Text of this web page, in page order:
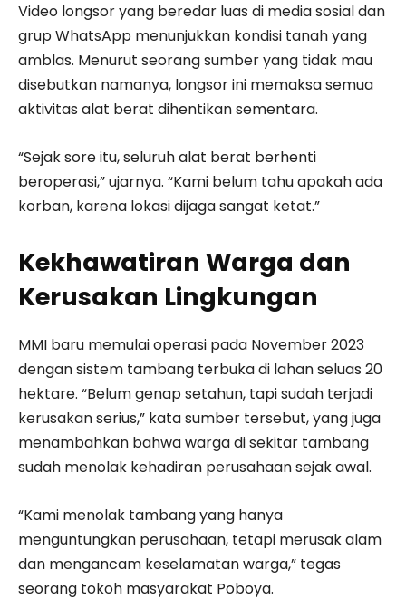
Video longsor yang beredar luas di media sosial dan
grup WhatsApp menunjukkan kondisi tanah yang
amblas. Menurut seorang sumber yang tidak mau
disebutkan namanya, longsor ini memaksa semua
aktivitas alat berat dihentikan sementara.
“Sejak sore itu, seluruh alat berat berhenti
beroperasi,” ujarnya. “Kami belum tahu apakah ada
korban, karena lokasi dijaga sangat ketat.”
Kekhawatiran Warga dan
Kerusakan Lingkungan
MMI baru memulai operasi pada November 2023
dengan sistem tambang terbuka di lahan seluas 20
hektare. “Belum genap setahun, tapi sudah terjadi
kerusakan serius,” kata sumber tersebut, yang juga
menambahkan bahwa warga di sekitar tambang
sudah menolak kehadiran perusahaan sejak awal.
“Kami menolak tambang yang hanya
menguntungkan perusahaan, tetapi merusak alam
dan mengancam keselamatan warga,” tegas
seorang tokoh masyarakat Poboya.